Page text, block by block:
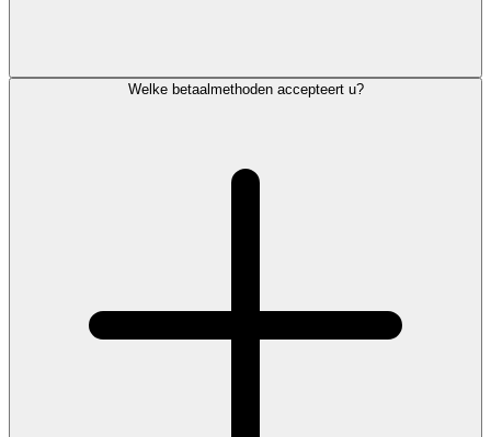
Welke betaalmethoden accepteert u?